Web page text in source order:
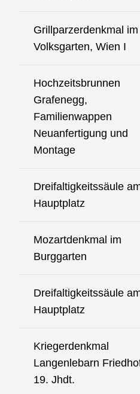
Grillparzerdenkmal im
Volksgarten, Wien I
Hochzeitsbrunnen
Grafenegg,
Familienwappen
Neuanfertigung und
Montage
Dreifaltigkeitssäule
Hauptplatz
Mozartdenkmal im
Burggarten
Dreifaltigkeitssäule
Hauptplatz
Kriegerdenkmal
Langenlebarn
19. Jhdt.